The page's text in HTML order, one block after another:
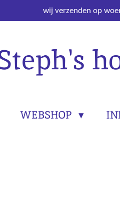
wij verzenden op
WEBSHOP